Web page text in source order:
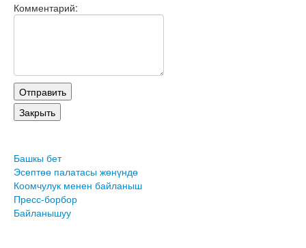
Комментарий:
Башкы бет
Эсептөө палатасы жөнүндө
Коомчулук менен байланыш
Пресс-борбор
Байланышуу